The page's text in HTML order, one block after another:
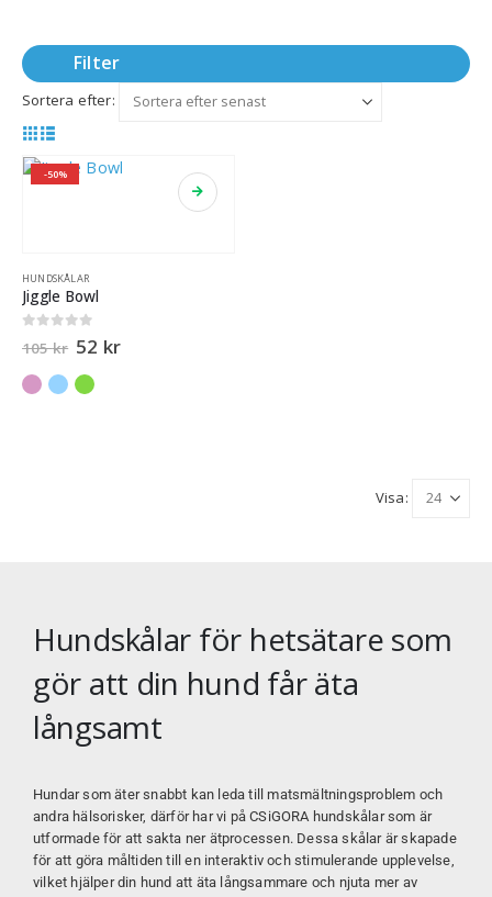
Filter
Sortera efter:
-50%
HUNDSKÅLAR
Jiggle Bowl
out of 5
105kr 52 kr
Visa:
Hundskålar för hetsätare som
gör att din hund får äta
långsamt
Hundar som äter snabbt kan leda till matsmältningsproblem och
andra hälsorisker, därför har vi påCSiGORA hundskålar som är
utformade för att sakta ner ätprocessen. Dessa skålar är skapade
för att göra måltiden till en interaktiv och stimulerande upplevelse,
vilket hjälper din hund att äta långsammare och njuta mer av